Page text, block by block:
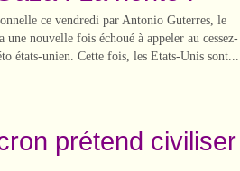
ce vendredi par Antonio Guterres, le
une nouvelle fois échoué à appeler au cessez-
états-unien. Cette fois, les Etats-Unis sont...
prétend civiliser